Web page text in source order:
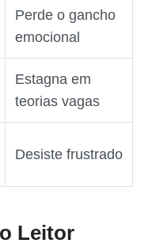
Perde o gancho
emocional
Estagna em
teorias vagas
Desiste frustrado
Leitor